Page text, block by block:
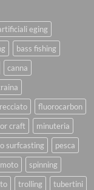
eging
bass fishing
canna
fluorocarbon
craft
minuteria
surfcasting
pesca
spinning
trolling tubertini